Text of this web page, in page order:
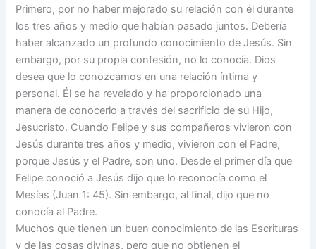
Primero, por no haber mejorado su relación con él durante
los tres años y medio que habían pasado juntos. Debería
haber alcanzado un profundo conocimiento de Jesús. Sin
embargo, por su propia confesión, no lo conocía. Dios
desea que lo conozcamos en una relación íntima y
personal. Él se ha revelado y ha proporcionado una
manera de conocerlo a través del sacrificio de su Hijo,
Jesucristo. Cuando Felipe y sus compañeros vivieron con
Jesús durante tres años y medio, vivieron con el Padre,
porque Jesús y el Padre, son uno. Desde el primer día que
Felipe conoció a Jesús dijo que lo reconocía como el
Mesías (Juan 1: 45). Sin embargo, al final, dijo que no
conocía al Padre.
Muchos que tienen un buen conocimiento de las Escrituras
y de las cosas divinas, pero que no obtienen el